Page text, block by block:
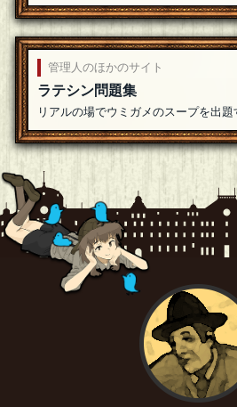
亀夫君だ！参加します！（そうい
やるのも多分初めて？）[編集済]
管理人のほかのサイト
ラテシン問題集
リアルの場でウミガメのスープを出題